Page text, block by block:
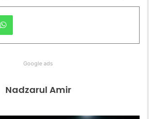
WhatsApp
Google ads
Nadzarul Amir